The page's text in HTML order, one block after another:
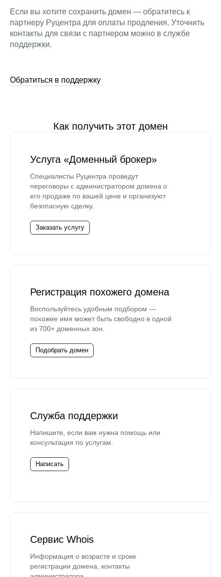
Если вы хотите сохранить домен — обратитесь к
партнеру Руцентра для оплаты продления. Уточнить
контакты для связи с партнером можно в службе
поддержки.
Обратиться в поддержку
Как получить этот домен
Услуга «Доменный брокер»
Специалисты Руцентра проведут
переговоры с администратором домена о
его продаже по вашей цене и организуют
безопасную сделку.
Заказать услугу
Регистрация похожего домена
Воспользуйтесь удобным подбором —
похожее имя может быть свободно в одной
из 700+ доменных зон.
Подобрать домен
Служба поддержки
Напишите, если вам нужна помощь или
консультация по услугам.
Написать
Сервис Whois
Информация о возрасте и сроке
регистрации домена, контакты